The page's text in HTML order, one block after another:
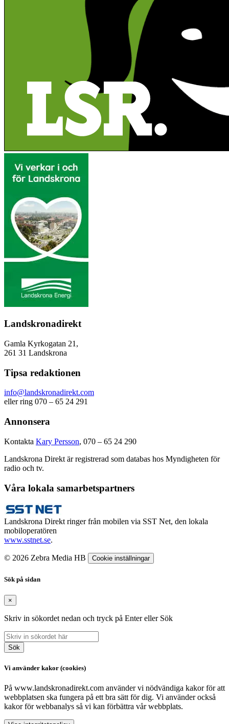
Landskronadirekt
Gamla Kyrkogatan 21,
261 31 Landskrona
Tipsa redaktionen
info@landskronadirekt.com
eller ring 070 – 65 24 291
Annonsera
Kontakta Kary Persson, 070 – 65 24 290
Landskrona Direkt är registrerad som databas hos Myndigheten för
radio och tv.
Våra lokala samarbetspartners
Landskrona Direkt ringer från mobilen via SST Net, den lokala
mobiloperatören
www.sstnet.se.
© 2026 Zebra Media HB Cookie inställningar
Sök på sidan
×
Skriv in sökordet nedan och tryck på Enter eller Sök
Sök
Vi använder kakor (cookies)
På www.landskronadirekt.com använder vi nödvändiga kakor för att
webbplatsen ska fungera på ett bra sätt för dig. Vi använder också
kakor för webbanalys så vi kan förbättra vår webbplats.